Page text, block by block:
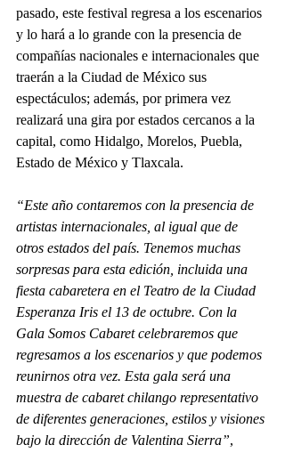
pasado, este festival regresa a los escenarios
y lo hará a lo grande con la presencia de
compañías nacionales e internacionales que
traerán a la Ciudad de México sus
espectáculos; además, por primera vez
realizará una gira por estados cercanos a la
capital, como Hidalgo, Morelos, Puebla,
Estado de México y Tlaxcala.
“Este año contaremos con la presencia de
artistas internacionales, al igual que de
otros estados del país. Tenemos muchas
sorpresas para esta edición, incluida una
fiesta cabaretera en el Teatro de la Ciudad
Esperanza Iris el 13 de octubre. Con la
Gala Somos Cabaret celebraremos que
regresamos a los escenarios y que podemos
reunirnos otra vez. Esta gala será una
muestra de cabaret chilango representativo
de diferentes generaciones, estilos y visiones
bajo la dirección de Valentina Sierra”,